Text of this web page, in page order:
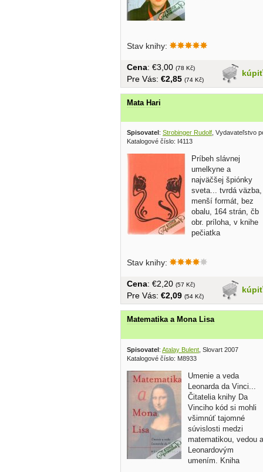
Stav knihy:
kúpiť
Cena: €3,00 (78 Kč)
Pre Vás: €2,85 (74 Kč)
Mata Hari
Spisovatel : Strobinger Rudolf , Vydavateľstvo
Katalogové číslo: I4113
Príbeh slávnej
umelkyne a
najväčšej špiónky
sveta... tvrdá väzba,
menší formát, bez
obalu, 164 strán, čb
obr. príloha, v knihe
pečiatka
Stav knihy:
kúpiť
Cena: €2,20 (57 Kč)
Pre Vás: €2,09 (54 Kč)
Matematika a Mona Lisa
Spisovatel: Atalay Bulent , Slovart 2007
Katalogové číslo: M8933
Umenie a veda
Leonarda da Vinci...
Čitatelia knihy Da
Vinciho kód si mohli
všimnúť tajomné
súvislosti medzi
matematikou, vedou a
Leonardovým
umením. Kniha